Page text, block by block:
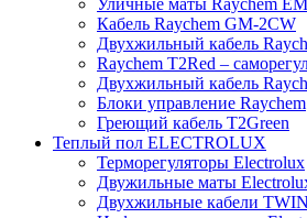
Уличные маты Raychem
Кабель Raychem GM-2CW
Двухжильный кабель
Raychem T2Red –
Двухжильный кабель
Блоки управление Raychem
Греющий кабель T2Green
Теплый пол ELECTROLUX
Терморегуляторы Electrolux
Двужильные маты
Двухжильные кабели